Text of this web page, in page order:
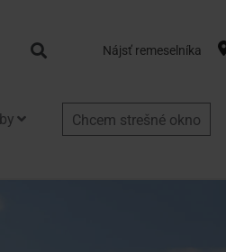
Nájsť remeselníka
Chcem strešné okno